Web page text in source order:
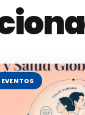
EVENTOS